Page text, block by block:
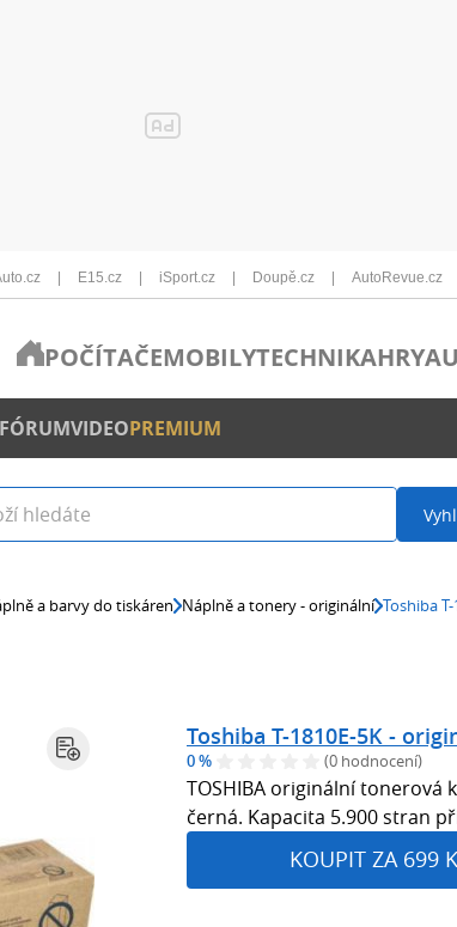
E15.cz iSport.cz Doupě.cz AutoRevue.cz
POČÍTAČEMOBILYTECHNIKAHRY
VIDEOPREMIUM
a barvy do tiskáren Náplně a tonery - originální Toshiba
Toshiba T-1810E-5K -
0 % (0 hodnocení)
TOSHIBA originální tonerová
černá. Kapacita 5.900 stran
KOUPIT ZA 699